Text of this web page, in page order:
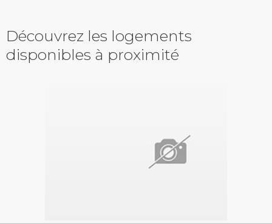
Découvrez les logements
disponibles à proximité